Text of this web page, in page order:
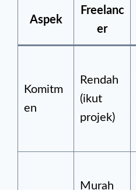
Aspek
Freelanc
er
Komitm
en
Rendah
(ikut
projek)
Murah